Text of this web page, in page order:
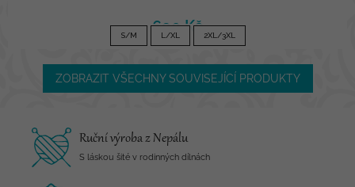
690 Kč
S/M L/XL 2XL/3XL
ZOBRAZIT VŠECHNY SOUVISEJÍCÍ PRODUKTY
Ruční výroba z Nepálu
S láskou šité v rodinných dílnách